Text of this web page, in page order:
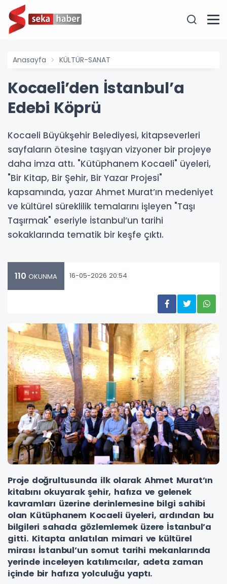
Anasayfa KÜLTÜR-SANAT
Kocaeli’den İstanbul’a
Edebi Köprü
Kocaeli Büyükşehir Belediyesi, kitapseverleri
sayfaların ötesine taşıyan vizyoner bir projeye
daha imza attı. "Kütüphanem Kocaeli" üyeleri,
"Bir Kitap, Bir Şehir, Bir Yazar Projesi"
kapsamında, yazar Ahmet Murat’ın medeniyet
ve kültürel süreklilik temalarını işleyen "Taşı
Taşırmak" eseriyle İstanbul’un tarihi
sokaklarında tematik bir keşfe çıktı.
110 OKUNMA 16-05-2026 20:54
Proje doğrultusunda ilk olarak Ahmet Murat’ın
kitabını okuyarak şehir, hafıza ve gelenek
kavramları üzerine derinlemesine bilgi sahibi
olan Kütüphanem Kocaeli üyeleri, ardından bu
bilgileri sahada gözlemlemek üzere İstanbul’a
gitti. Kitapta anlatılan mimari ve kültürel
mirası İstanbul’un somut tarihi mekanlarında
yerinde inceleyen katılımcılar, adeta zaman
içinde bir hafıza yolculuğu yaptı.